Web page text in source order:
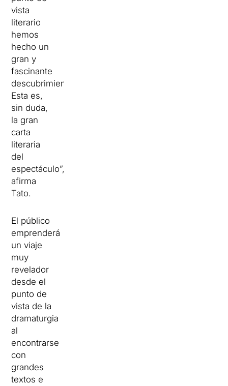
vista
literario
hemos
hecho un
gran y
fascinante
descubrimiento.
Esta es,
sin duda,
la gran
carta
literaria
del
espectáculo”,
afirma
Tato.
El público
emprenderá
un viaje
muy
revelador
desde el
punto de
vista de la
dramaturgia
al
encontrarse
con
grandes
textos e